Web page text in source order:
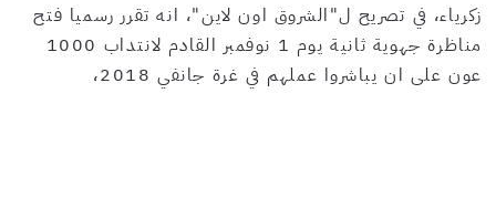
زكرياء، في تصريح ل"الشروق اون لاين"، انه تقرر رسميا فتح
مناظرة جهوية ثانية يوم 1 نوفمبر القادم لانتداب 1000
عون على ان يباشروا عملهم في غرة جانفي 2018،